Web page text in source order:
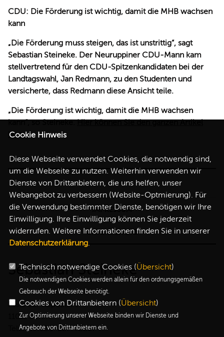
CDU: Die Förderung ist wichtig, damit die MHB wachsen
kann
Die Förderung muss steigen, das ist unstrittig“, sagt
Sebastian Steineke. Der Neuruppiner CDU-Mann kam
stellvertretend für den CDU-Spitzenkandidaten bei der
Landtagswahl, Jan Redmann, zu den Studenten und
versicherte, dass Redmann diese Ansicht teile.
Die Förderung ist wichtig, damit die MHB wachsen
kann“, so Steineke.Hier können Sie den ganzen Artikel
lesen.
IMPRESSUM
DATENSCHUTZ
Sebastian Steineke
Platz der Republik 1
11011 Berlin
Telefon: 030-227-72257
Cookie Hinweis
Diese Webseite verwendet Cookies, die notwendig sind,
um die Webseite zu nutzen. Weiterhin verwenden wir
Dienste von Drittanbietern, die uns helfen, unser
Webangebot zu verbessern (Website-Optmierung). Für
die Verwendung bestimmter Dienste, benötigen wir Ihre
Einwilligung. Ihre Einwilligung können Sie jederzeit
widerrufen. Weitere Informationen finden Sie in unserer
Datenschutzerklärung.
Technisch notwendige Cookies (Übersicht)
Die notwendigen Cookies werden allein für den ordnungsgemäßen
Gebrauch der Webseite benötigt.
Cookies von Drittanbietern (Übersicht)
Zur Optimierung unserer Webseite binden wir Dienste und
Angebote von Drittanbietern ein.